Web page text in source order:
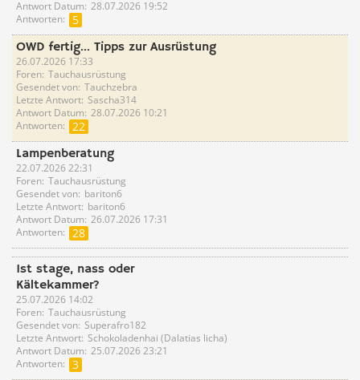
Antwort Datum 28.07.2026 19:52
Antworten
5
OWD fertig… Tipps zur Ausrüstung
26.07.2026 17:33
Foren Tauchausrüstung
Gesendet von Tauchzebra
Letzte Antwort Sascha314
Antwort Datum 28.07.2026 10:21
Antworten
22
Lampenberatung
22.07.2026 22:31
Foren Tauchausrüstung
Gesendet von bariton6
Letzte Antwort bariton6
Antwort Datum 26.07.2026 17:31
Antworten
28
1st stage, nass oder
Kältekammer?
25.07.2026 14:02
Foren Tauchausrüstung
Gesendet von Superafro182
Letzte Antwort Schokoladenhai (Dalatias licha)
Antwort Datum 25.07.2026 23:21
Antworten
3